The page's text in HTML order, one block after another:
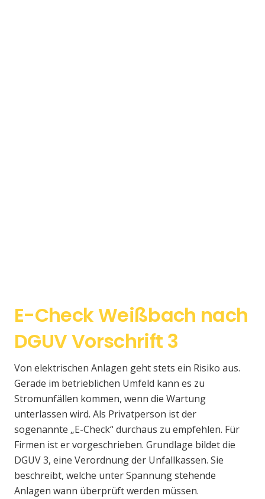
E-Check Weißbach nach
DGUV Vorschrift 3
Von elektrischen Anlagen geht stets ein Risiko aus.
Gerade im betrieblichen Umfeld kann es zu
Stromunfällen kommen, wenn die Wartung
unterlassen wird. Als Privatperson ist der
sogenannte „E-Check“ durchaus zu empfehlen. Für
Firmen ist er vorgeschrieben. Grundlage bildet die
DGUV 3, eine Verordnung der Unfallkassen. Sie
beschreibt, welche unter Spannung stehende
Anlagen wann überprüft werden müssen.